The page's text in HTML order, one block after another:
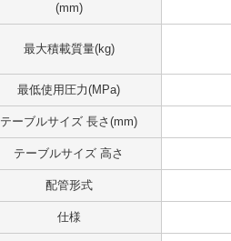
(mm)
最大積載質量(kg)
最低使用圧力(MPa)
テーブルサイズ 長さ(mm)
テーブルサイズ 高さ
配管形式
仕様